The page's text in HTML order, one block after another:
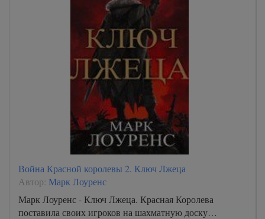
Война Красной королевы 2. Ключ Лжеца
Автор: Марк Лоуренс
Марк Лоуренс - Ключ Лжеца. Красная Королева
поставила своих игроков на шахматную доску…